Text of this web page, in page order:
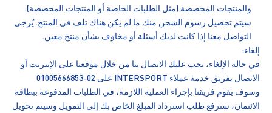
والمنتجات المخصصة (مثل الطلبات الخاصة أو المنتجات المخصصة).
سيتم تحصيل رسوم الشحن منك ما لم يكن هناك تلف في المنتج. يُرجى
التواصل معنا إذا كانت لديك أسئلة أو مخاوف بشأن منتج معين.
إلغاء:
في حالة الإلغاء، يجب عليك الاتصال بنا من خلال موقعنا على الإنترنت أو
الاتصال بفريق خدمة عملاء INTERSPORT على 02-01005666853
وسوف يقوم فريقنا بإجراء العملية اللازمة، في الطلبات المدفوعة ببطاقة
الائتمان، سنرفع طلب استرداد المبلغ الخاص بك إلى التمويل وسيتم تحويل